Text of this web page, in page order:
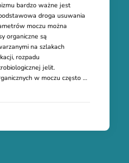
bardzo ważne jest
droga usuwania
moczu można
organiczne są
na szlakach
rozpadu
jelit.
w moczu często …